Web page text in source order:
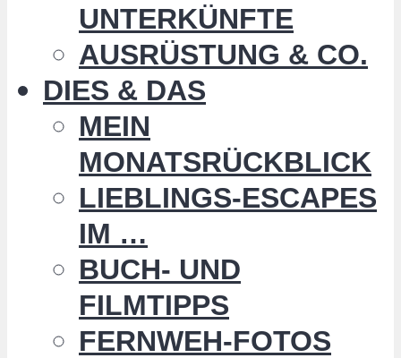
UNTERKÜNFTE
AUSRÜSTUNG & CO.
DIES & DAS
MEIN
MONATSRÜCKBLICK
LIEBLINGS-ESCAPES
IM …
BUCH- UND
FILMTIPPS
FERNWEH-FOTOS